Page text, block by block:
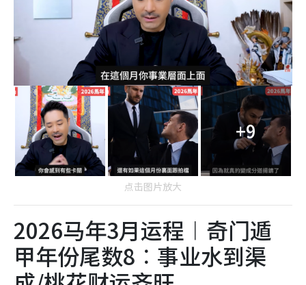
+9
点击图片放大
2026马年3月运程︱奇门遁
甲年份尾数8︰事业水到渠